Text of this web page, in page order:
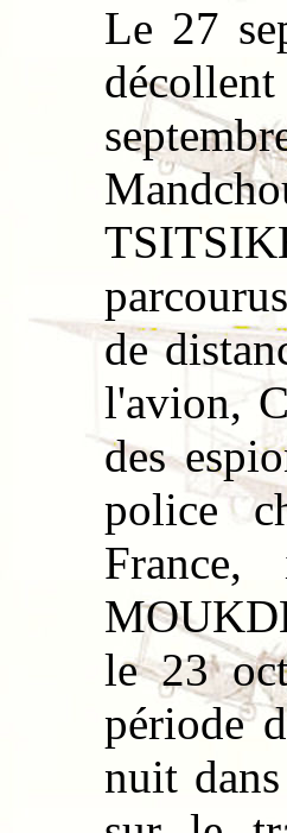
Le 27
de
l'avion,
des
police
le 23
période
nuit